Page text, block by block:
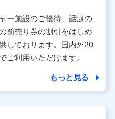
同利用者（詳細は次のとお
番1号 山王パークタワー
締役社長 前田 義晃
14-10 アーバンネット日本橋
ー施設のご優待、話題の
前売り券の割引をはじめ
しております。国内外20
ご利用いただけます。
もっと見る